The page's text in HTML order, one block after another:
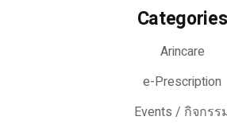
Categories
Arincare
e-Prescription
Events / กิจกรร